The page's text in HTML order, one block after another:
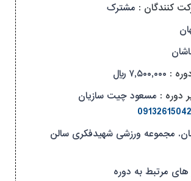
کنندگان : مشترک
: ۷,۵۰۰,۰۰۰ ریال
دوره : مسعود چیت سازیان
09132615042
مجموعه ورزشی شهیدفکری سالن
مرتبط به دوره